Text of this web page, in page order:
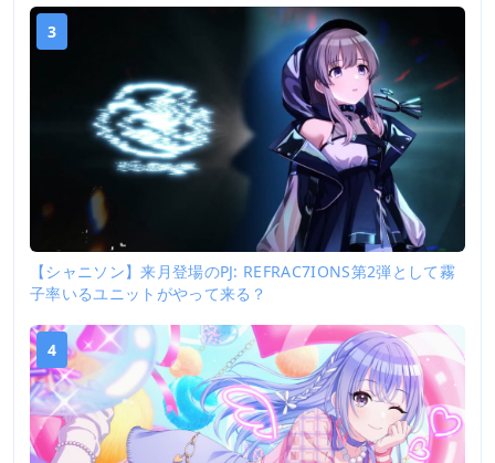
3
【シャニソン】来月登場のPJ: REFRAC7IONS第2弾として霧
子率いるユニットがやって来る？
4